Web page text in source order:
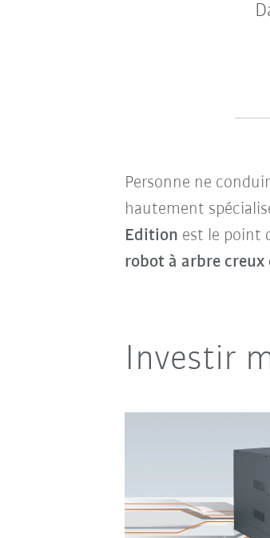
Personne ne
hautement
Edition est le point
robot à arbre
Investir